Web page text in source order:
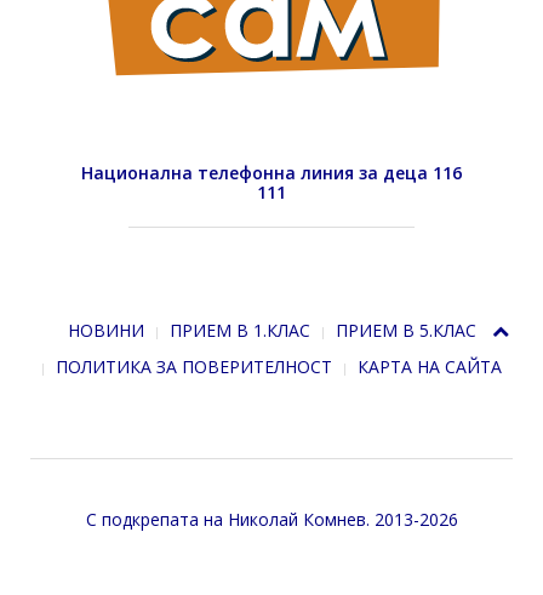
Национална телефонна линия за деца 116
111
НОВИНИ ПРИЕМ В 1.КЛАС
ПРИЕМ В 5.КЛАС
ПОЛИТИКА ЗА ПОВЕРИТЕЛНОСТ
КАРТА НА САЙТА
С подкрепата на Николай Комнев. 2013-2026